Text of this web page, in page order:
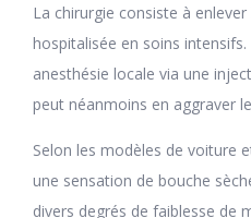
La chirurgie consiste à
hospitalisée en soins
anesthésie locale via une
peut néanmoins en aggraver
Selon les modèles de voiture
une sensation de bouche
divers degrés de faiblesse de